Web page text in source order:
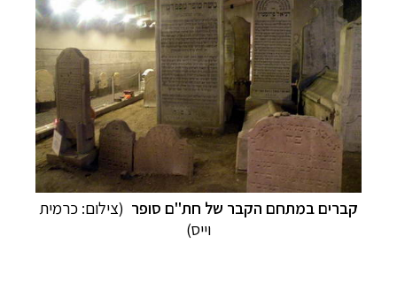
קברים במתחם הקבר של חת"ם סופר (צילום: כרמית
וייס)
תכנון טיולים לאמריקה הצפוניתלחצו לרשימת
היעדים »